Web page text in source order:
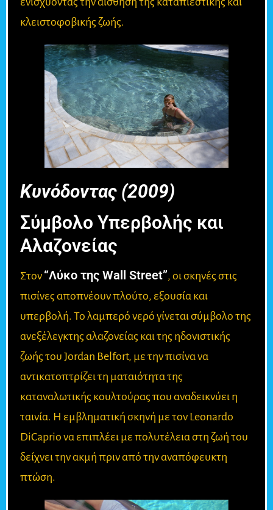
κλειστοφοβικής ζωής.
Κυνόδοντας (2009)
Σύμβολο Υπερβολής και
Αλαζονείας
Στον “Λύκο της Wall Street”, οι σκηνές στις
πισίνες αποπνέουν πλούτο, εξουσία και
υπερβολή. Το λαμπερό νερό γίνεται σύμβολο της
ανεξέλεγκτης αλαζονείας και της ηδονιστικής
ζωής του Jordan Belfort, με την πισίνα να
αντικατοπτρίζει τη ματαιότητα της
καταναλωτικής κουλτούρας που αναδεικνύει η
ταινία. Η εμβληματική σκηνή με τον Leonardo
DiCaprio να επιπλέει με πολυτέλεια στη ζωή του
δείχνει την ακμή πριν από την αναπόφευκτη
πτώση.